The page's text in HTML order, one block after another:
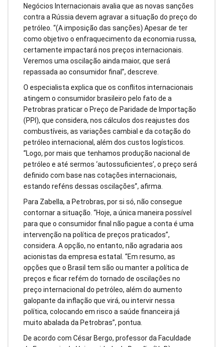
Negócios Internacionais avalia que as novas sanções
contra a Rússia devem agravar a situação do preço do
petróleo. “(A imposição das sanções) Apesar de ter
como objetivo o enfraquecimento da economia russa,
certamente impactará nos preços internacionais.
Veremos uma oscilação ainda maior, que será
repassada ao consumidor final”, descreve.
O especialista explica que os conflitos internacionais
atingem o consumidor brasileiro pelo fato de a
Petrobras praticar o Preço de Paridade de Importação
(PPI), que considera, nos cálculos dos reajustes dos
combustíveis, as variações cambial e da cotação do
petróleo internacional, além dos custos logísticos.
“Logo, por mais que tenhamos produção nacional de
petróleo e até sermos ‘autossuficientes’, o preço será
definido com base nas cotações internacionais,
estando reféns dessas oscilações”, afirma.
Para Zabella, a Petrobras, por si só, não consegue
contornar a situação. “Hoje, a única maneira possível
para que o consumidor final não pague a conta é uma
intervenção na política de preços praticados”,
considera. A opção, no entanto, não agradaria aos
acionistas da empresa estatal. “Em resumo, as
opções que o Brasil tem são ou manter a política de
preços e ficar refém do tornado de oscilações no
preço internacional do petróleo, além do aumento
galopante da inflação que virá, ou intervir nessa
política, colocando em risco a saúde financeira já
muito abalada da Petrobras”, pontua.
De acordo com César Bergo, professor da Faculdade